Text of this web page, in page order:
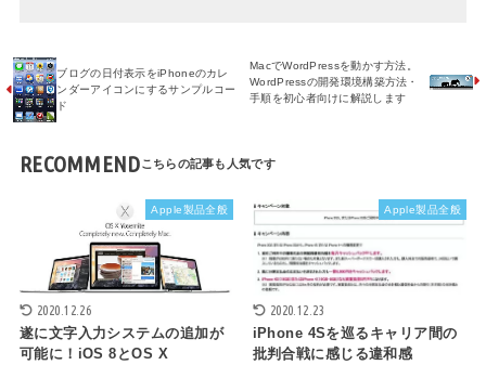
ブログの日付表示をiPhoneのカレ
ンダーアイコンにするサンプルコー
ド
MacでWordPressを動かす方法。
WordPressの開発環境構築方法・
手順を初心者向けに解説します
RECOMMEND
Apple製品全般
2020.12.26
遂に文字入力システムの追加が
可能に！iOS 8とOS X
Apple製品全般
2020.12.23
iPhone 4Sを巡るキャリア間の
批判合戦に感じる違和感